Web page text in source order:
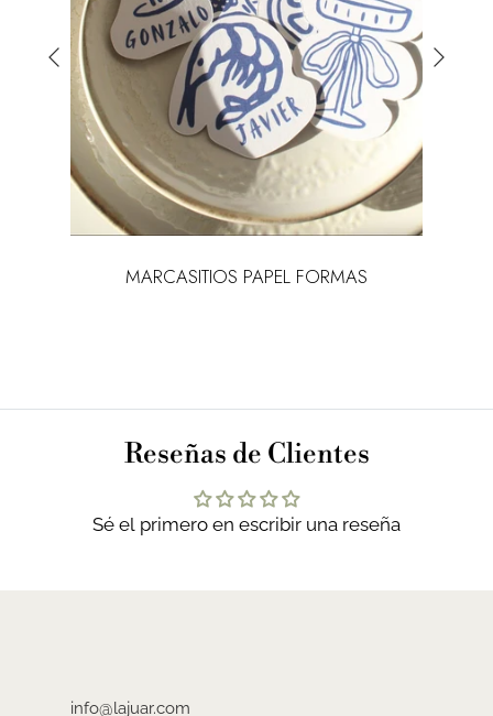
MARCASITIOS PAPEL FORMAS
Reseñas de Clientes
Sé el primero en escribir una reseña
info@lajuar.com